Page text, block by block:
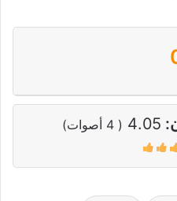
4.05
(
4 أصوات)